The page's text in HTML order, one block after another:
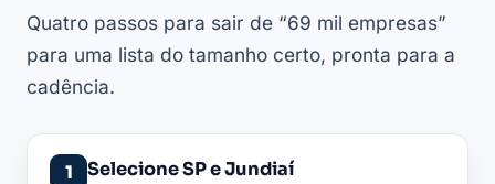
Quatro passos para sair de “69 mil empresas”
para uma lista do tamanho certo, pronta para a
cadência.
Selecione SP e Jundiaí